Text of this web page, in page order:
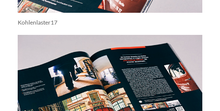
Kohlenlaster17